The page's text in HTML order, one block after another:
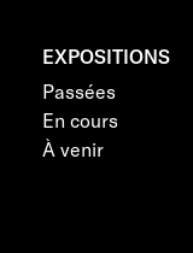
EXPOSITIONS
Passées
En cours
À venir